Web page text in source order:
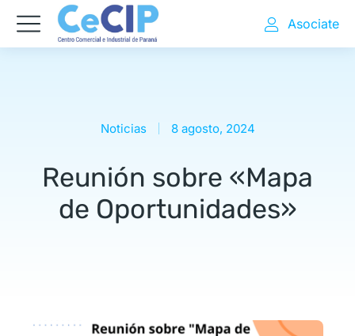
Asociate
Noticias 8 agosto, 2024
Reunión sobre «Mapa
de Oportunidades»